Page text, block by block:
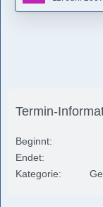
Ich liebe DICH
Termin-
Beginnt
Endet
Kategorie